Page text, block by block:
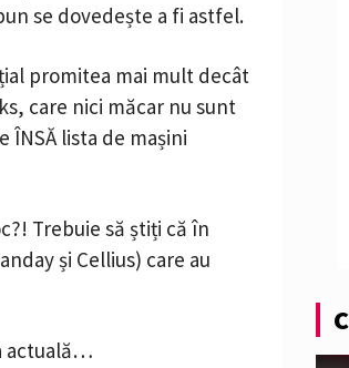
se dovedește a fi astfel.
promitea mai mult decât
care nici măcar nu sunt
lista de mașini
Trebuie să știți că în
și Cellius) care au
actuală…